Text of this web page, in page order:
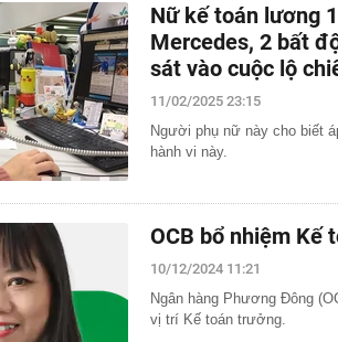
Nữ kế toán lương
Mercedes, 2 bất
sát vào cuộc lộ
11/02/2025 23:15
Người phụ nữ này cho biết
hành vi này.
OCB bổ nhiệm Kế
10/12/2024 11:21
Ngân hàng Phương Đông
vị trí Kế toán trưởng.